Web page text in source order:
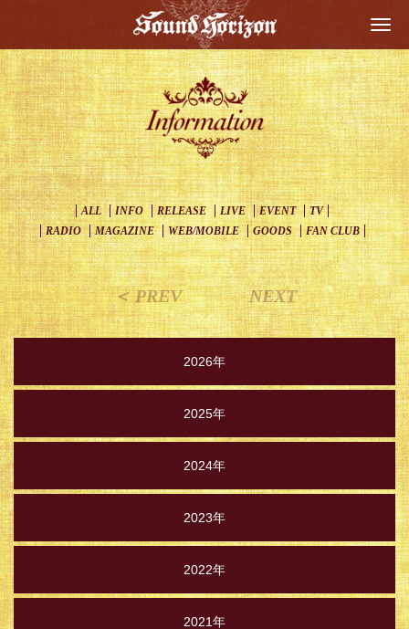
ALL INFO RELEASE LIVE EVENT
TV
RADIO
MAGAZINE WEB/MOBILE GOODS FAN CLUB
＜ PREV NEXT
2026年
2025年
2024年
2023年
2022年
2021年